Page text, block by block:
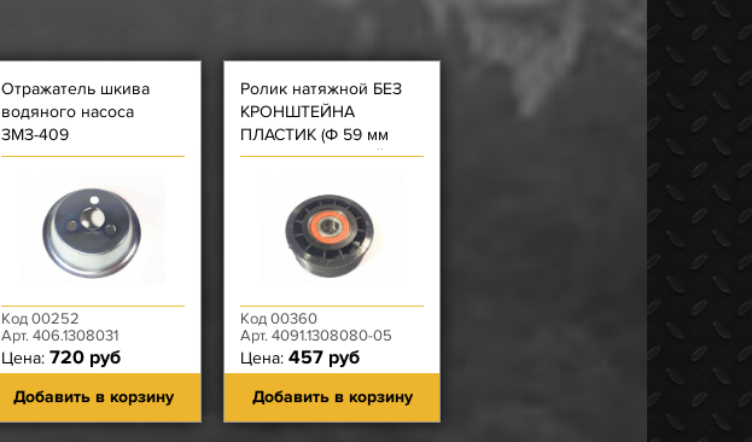
Отражатель шкива
водяного насоса
ЗМЗ-409
Код 00252
Арт. 406.1308031
Цена: 720 руб
Добавить в корзину
Ролик натяжной БЕЗ
КРОНШТЕЙНА
ПЛАСТИК (Ф 59 мм
ребристый), ДЕШЁВ
(1054) ЗМЗ-4091
Код 00360
Арт. 4091.1308080-05
Цена: 457 руб
Добавить в корзину